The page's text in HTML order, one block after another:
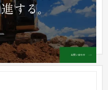
作依頼。これまでは、社内
とんど活用されていなかっ